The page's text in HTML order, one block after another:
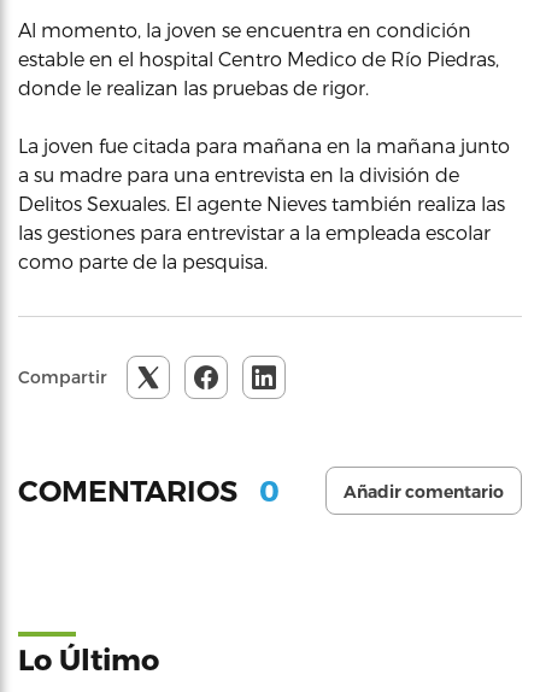
Al momento, la joven se encuentra en condición
estable en el hospital Centro Medico de Río Piedras,
donde le realizan las pruebas de rigor.
La joven fue citada para mañana en la mañana junto
a su madre para una entrevista en la división de
Delitos Sexuales. El agente Nieves también realiza las
las gestiones para entrevistar a la empleada escolar
como parte de la pesquisa.
Compartir
COMENTARIOS 0 Añadir comentario
Lo Último